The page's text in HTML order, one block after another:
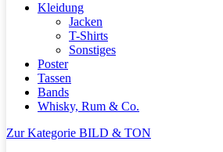
Kleidung
Jacken
T-Shirts
Sonstiges
Poster
Tassen
Bands
Whisky, Rum & Co.
Zur Kategorie BILD & TON